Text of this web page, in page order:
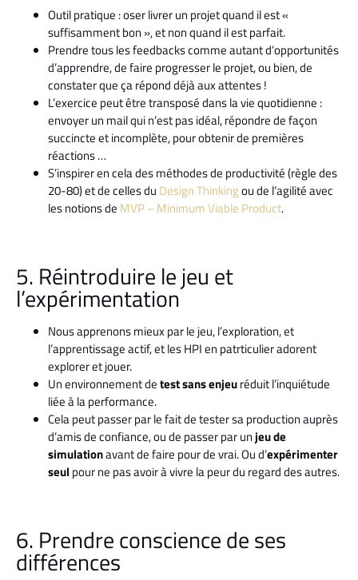
Outil pratique : oser livrer un projet quand il est «
suffisamment bon », et non quand il est parfait.
Prendre tous les feedbacks comme autant d’opportunités
d’apprendre, de faire progresser le projet, ou bien, de
constater que ça répond déjà aux attentes !
L’exercice peut être transposé dans la vie quotidienne :
envoyer un mail qui n’est pas idéal, répondre de façon
succincte et incomplète, pour obtenir de premières
réactions …
S’inspirer en cela des méthodes de productivité (règle des
20-80) et de celles du Design Thinkingou de l’agilité avec
les notions de MVP – Minimum Viable Product.
5. Réintroduire le jeu et
l’expérimentation
Nous apprenons mieux par le jeu, l’exploration, et
l’apprentissage actif, et les HPI en patrticulier adorent
explorer et jouer.
Un environnement detest sans enjeuréduit l’inquiétude
liée à la performance.
Cela peut passer par le fait de tester sa production auprès
d’amis de confiance, ou de passer par unjeu de
simulationavant de faire pour de vrai. Ou d’expérimenter
seul pour ne pas avoir à vivre la peur du regard des autres.
6. Prendre conscience de ses
différences